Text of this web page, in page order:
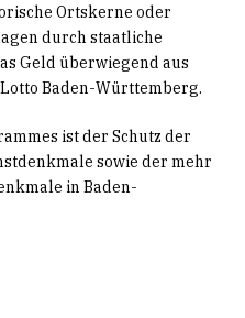
Ortskerne oder
durch staatliche
Geld überwiegend aus
Baden-Württemberg.
ist der Schutz der
sowie der mehr
in Baden-